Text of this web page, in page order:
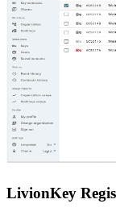
LivionKey